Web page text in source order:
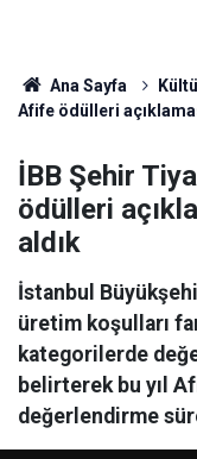
Ana Sayfa
Afife ödülleri
İBB Şehir
ödülleri
aldık
İstanbul
üretim koşulları
kategorilerde
belirterek bu yıl
değerlendirme